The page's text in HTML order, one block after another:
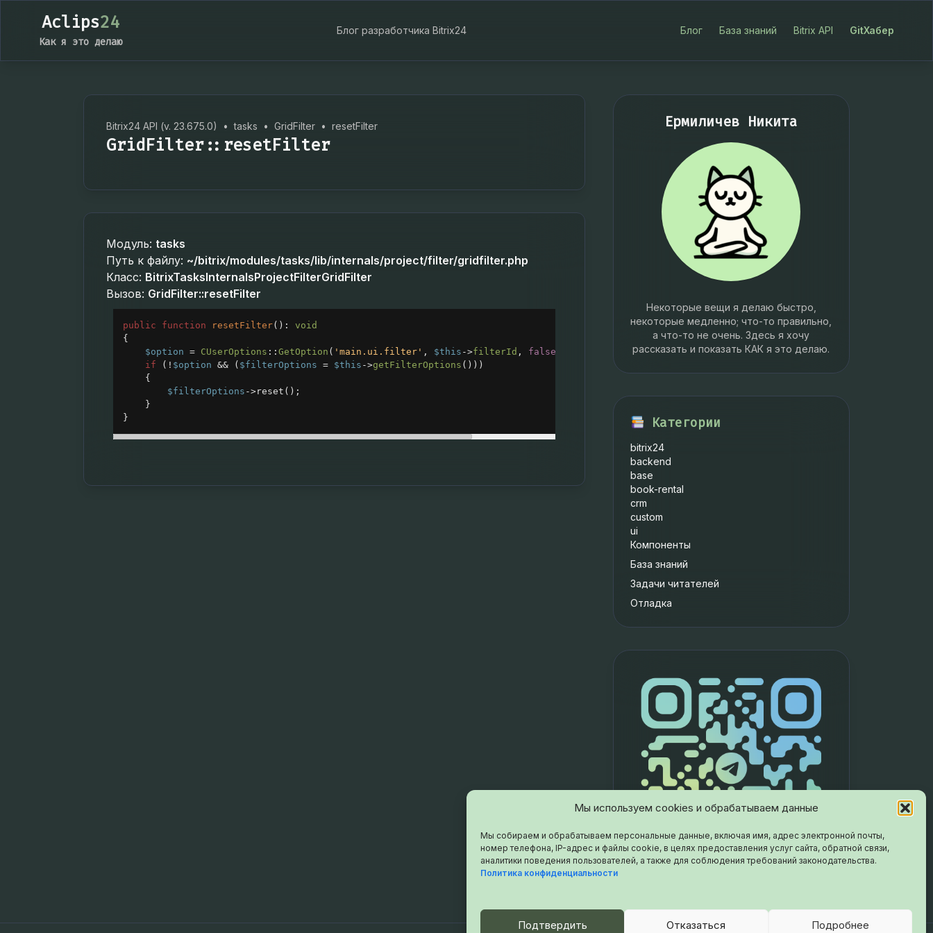
Мы используем cookies и обрабатываем данные
Мы собираем и обрабатываем персональные данные, включая имя, адрес электронной почты,
номер телефона, IP-адрес и файлы cookie, в целях предоставления услуг сайта, обратной связи,
аналитики поведения пользователей, а также для соблюдения требований законодательства.
Политика конфиденциальности
Подтвердить Отказаться Подробнее
Aclips24
Как я это делаю
Блог разработчика Bitrix24 Блог База знаний Bitrix API GitХабер
Bitrix24 API (v. 23.675.0) • tasks • GridFilter • resetFilter
GridFilter::resetFilter
Модуль: tasks
Путь к файлу: ~/bitrix/modules/tasks/lib/internals/project/filter/gridfilter.php
Класс: BitrixTasksInternalsProjectFilterGridFilter
Вызов: GridFilter::resetFilter
public function resetFilter(): void
{
$option = CUserOptions :: GetOption ( 'main.ui.filter' , $this ->filterId , false userId);
if ( ! $option && ( $filterOptions = $this ->getFilterOptions ()))
{
$filterOptions ->reset ();
}
}
Ермиличев Никита
Некоторые вещи я делаю быстро,
некоторые медленно; что-то правильно,
а что-то не очень. Здесь я хочу
рассказать и показать КАК я это делаю.
Категории
bitrix24
backend
base
book-rental
crm
custom
ui
Компоненты
База знаний
Задачи читателей
Отладка